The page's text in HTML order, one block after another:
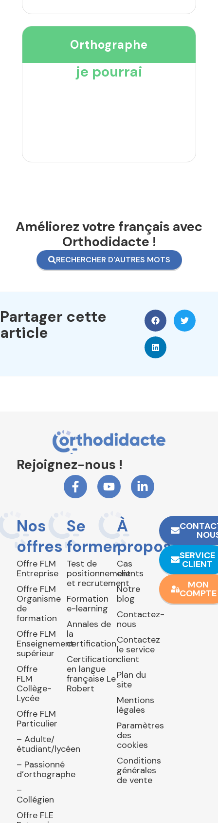
Orthographe
je pourrai
Améliorez votre français avec
Orthodidacte !
RECHERCHER D'AUTRES MOTS
Partager cette
article
Rejoignez-nous !
Nos
offres
Offre FLM
Entreprise
Offre FLM
Organisme
de
formation
Offre FLM
Enseignement
supérieur
Offre
FLM
Collège-
Lycée
Offre FLM
Particulier
– Adulte/
étudiant/lycéen
– Passionné
d’orthographe
–
Collégien
Offre FLE
Se
former
Test de
positionnement
et recrutement
Formation
e-learning
Annales de
la
certification
Certification
en langue
française Le
Robert
À
propos
Cas
clients
Notre
blog
Contactez-
nous
Contactez
le service
client
Plan du
site
Mentions
légales
Paramètres
des
cookies
Conditions
générales
de vente
SERVICE
CLIENT
MON
COMPTE